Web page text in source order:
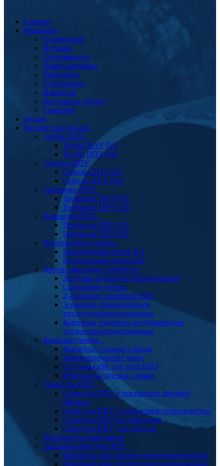
Главная
Компания
О компании
История
Сертификаты
Наши партнеры
Реквизиты
Сотрудники
Вакансии
Доставка и оплата
Гарантия
Акции
Каталог продукции
Трубы ППУ
Трубы ППУ ПЭ
Трубы ППУ ОЦ
Отводы ППУ
Отводы ППУ ПЭ
Отводы ППУ ОЦ
Тройники ППУ
Тройники ППУ ПЭ
Тройники ППУ ОЦ
Переходы ППУ
Переходы ППУ ПЭ
Переходы ППУ ОЦ
Неподвижные опоры
Неподвижная опора ПЭ
Неподвижная опора ОЦ
Другие фасонные элементы
Заглушка изоляции металлическая
Скользящие опоры
Z-образные элементы ППУ
Элементы трубопроводов
теплогидроизолированные
Концевые элементы трубопроводов
теплогидроизолированные
Комплектующие
Манжеты стенового ввода
Компенсирующие маты
Система ОДК для труб ППУ
Комплекты заделки стыков
Скорлупа ППУ
Скорлупа ППУ с покрытием армофол
(фольга)
Скорлупа ППУ с покрытием стеклопластик
Скорлупа ППУ без покрытия
Скорлупа ППУ для отводов
Пенопакеты монтажные
Запорная арматура ППУ
Шаровый кран теплогидроизолированный
Шаровый кран теплогидроизолированный